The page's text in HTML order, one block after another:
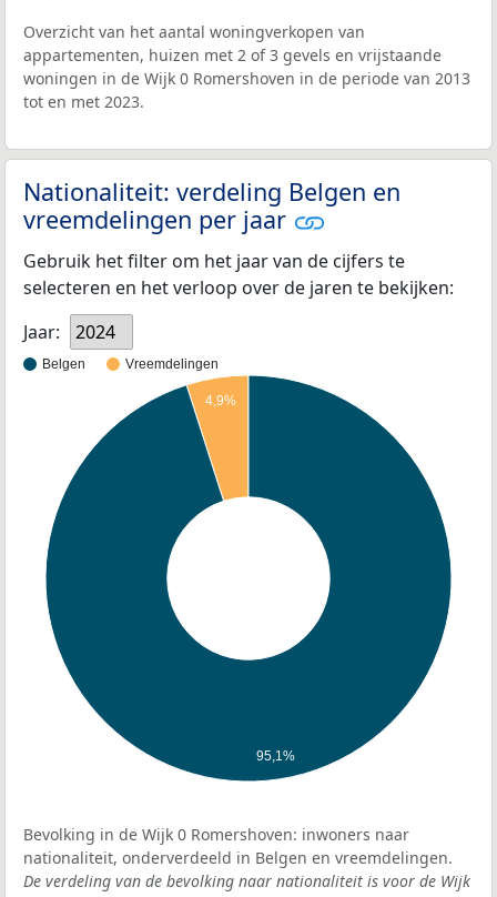
Overzicht van het aantal woningverkopen van
appartementen, huizen met 2 of 3 gevels en vrijstaande
woningen in de Wijk 0 Romershoven in de periode van 2013
tot en met 2023.
Nationaliteit: verdeling Belgen en
vreemdelingen per jaar
Gebruik het filter om het jaar van de cijfers te
selecteren en het verloop over de jaren te bekijken:
Jaar:
2024
Belgen Vreemdelingen
4,9%
95,1%
Bevolking in de Wijk 0 Romershoven: inwoners naar
nationaliteit, onderverdeeld in Belgen en vreemdelingen.
De verdeling van de bevolking naar nationaliteit is voor de Wijk